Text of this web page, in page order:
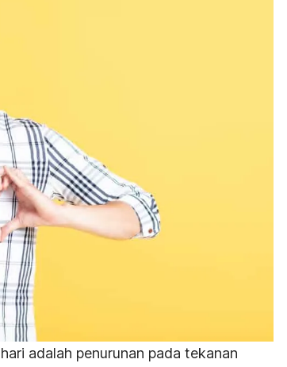
adalah penurunan pada tekanan